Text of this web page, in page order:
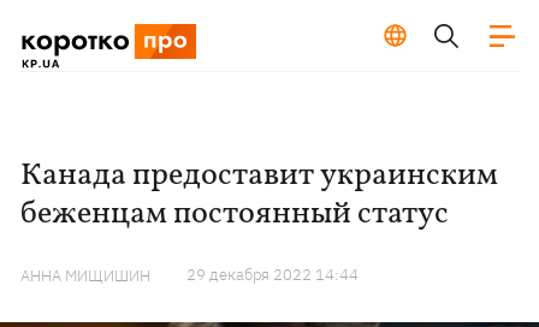
Канада предоставит украинским
беженцам постоянный статус
АННА МИЩИШИН 29 декабря 2022 14:44